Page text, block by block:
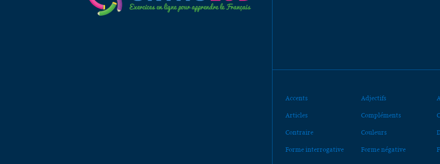
Accents Adjectifs
Articles Compléments
Contraire Couleurs
Forme interrogative Forme négative